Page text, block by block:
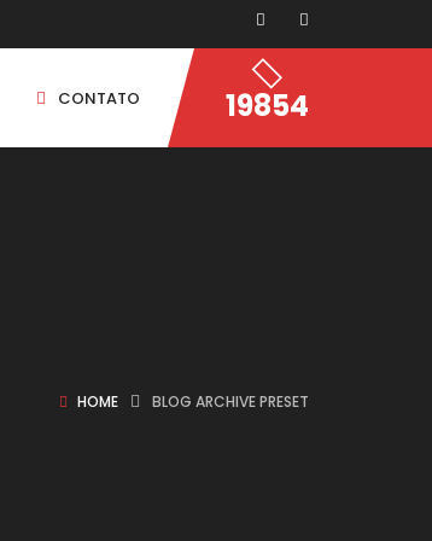
CONTATO 19854
HOME BLOG ARCHIVE PRESET